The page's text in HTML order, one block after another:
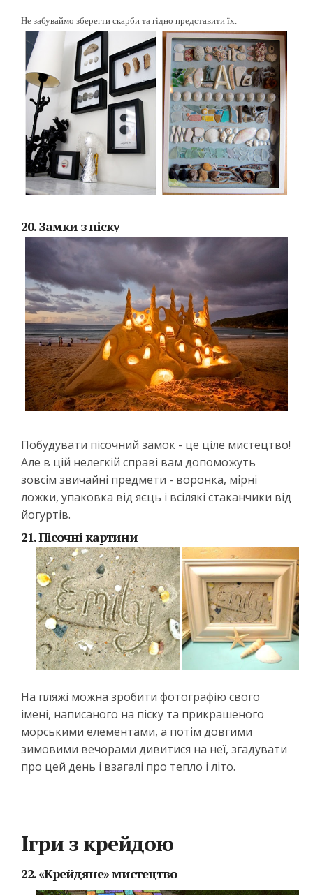
Не забуваймо зберегти скарби та гідно представити їх.
20. Замки з піску
Побудувати пісочний замок - це ціле мистецтво!
Але в цій нелегкій справі вам допоможуть
зовсім звичайні предмети - воронка, мірні
ложки, упаковка від яєць і всілякі стаканчики від
йогуртів.
21. Пісочні картини
На пляжі можна зробити фотографію свого
імені, написаного на піску та прикрашеного
морськими елементами, а потім довгими
зимовими вечорами дивитися на неї, згадувати
про цей день і взагалі про тепло і літо.
Ігри з крейдою
22. «Крейдяне» мистецтво